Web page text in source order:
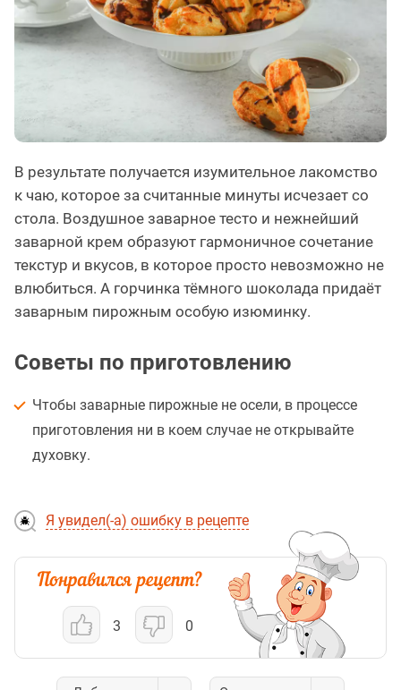
В результате получается изумительное лакомство
к чаю, которое за считанные минуты исчезает со
стола. Воздушное заварное тесто и нежнейший
заварной крем образуют гармоничное сочетание
текстур и вкусов, в которое просто невозможно не
влюбиться. А горчинка тёмного шоколада придаёт
заварным пирожным особую изюминку.
Советы по приготовлению
Чтобы заварные пирожные не осели, в процессе
приготовления ни в коем случае не открывайте
духовку.
Я увидел(-а) ошибку в рецепте
3 0